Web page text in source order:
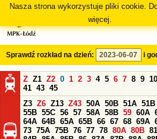
Nasza strona wykorzystuje pliki cookie.
więcej.
Sprawdź rozkład na dzień: i
Z Z1 Z2 0 1 2 3 4 5 6 7 8 9
41 43 45
Z3 Z6 Z13 Z43 50A 50B 51A 51B
55B 55C 56 57 58A 58B 59 60A
64A 64B 65A 65B 66 67 68 69A
73 75A 75B 76 77 78 80A 80B